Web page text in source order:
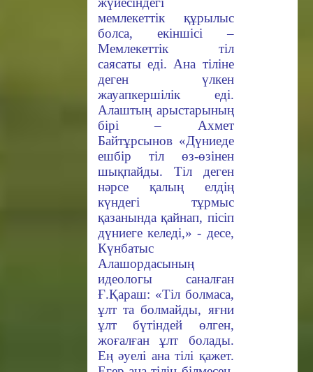
мемлекеттік құрылыс
болса, екіншісі –
Мемлекеттік тіл
саясаты еді. Ана тіліне
деген үлкен
жауапкершілік еді.
Алаштың арыстарының
бірі – Ахмет
Байтұрсынов «Дүниеде
ешбір тіл өз-өзінен
шықпайды. Тіл деген
нәрсе қалың елдің
күндегі тұрмыс
қазанында қайнап, пісіп
дүниеге келеді,» - десе,
Күнбатыс
Алашордасының
идеологы саналған
Ғ.Қараш: «Тіл болмаса,
ұлт та болмайды, яғни
ұлт бүтіндей өлген,
жоғалған ұлт болады.
Ең әуелі ана тілі қажет.